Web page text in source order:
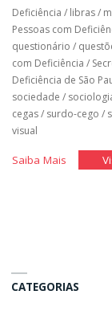
Deficiência / libras/
Pessoas com
questionário /
com Deficiência /
Deficiência de São
sociedade /
cegas/ surdo-cego /
visual
Saiba Mais"Qual
CATEGORIAS